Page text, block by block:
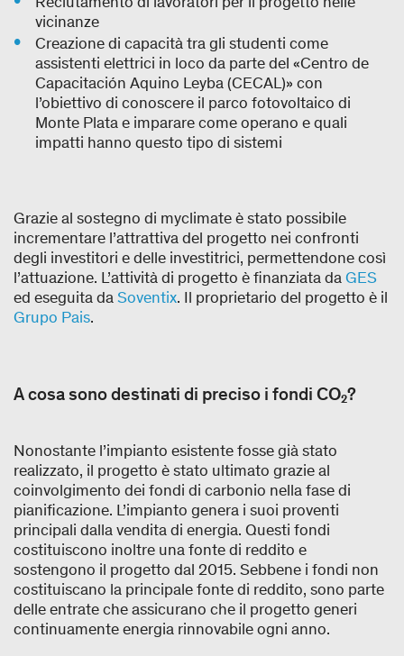
vicinanze
Creazione di capacità tra gli studenti come
assistenti elettrici in loco da parte del «Centro de
Capacitación Aquino Leyba (CECAL)» con
l’obiettivo di conoscere il parco fotovoltaico di
Monte Plata e imparare come operano e quali
impatti hanno questo tipo di sistemi
Grazie al sostegno di myclimate è stato possibile
incrementare l’attrattiva del progetto nei confronti
degli investitori e delle investitrici, permettendone così
l’attuazione. L’attività di progetto è finanziata daGES
ed eseguita daSoventix. Il proprietario del progetto è il
Grupo Pais.
A cosa sono destinati di preciso i fondi CO₂?
Nonostante l’impianto esistente fosse già stato
realizzato, il progetto è stato ultimato grazie al
coinvolgimento dei fondi di carbonio nella fase di
pianificazione. L’impianto genera i suoi proventi
principali dalla vendita di energia. Questi fondi
costituiscono inoltre una fonte di reddito e
sostengono il progetto dal 2015. Sebbene i fondi non
costituiscano la principale fonte di reddito, sono parte
delle entrate che assicurano che il progetto generi
continuamente energia rinnovabile ogni anno.